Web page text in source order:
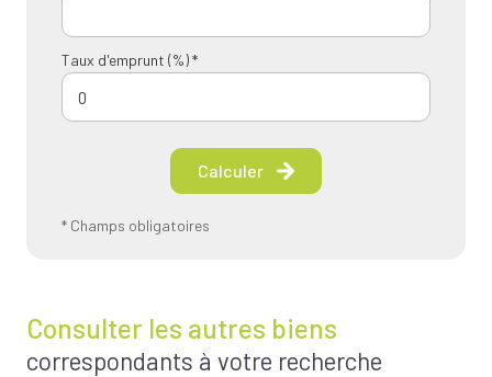
Taux d'emprunt (%) *
Calculer
* Champs obligatoires
Consulter les autres biens
correspondants à votre recherche